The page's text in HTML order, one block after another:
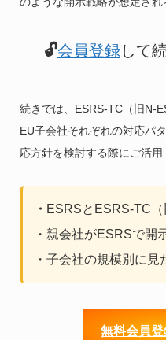
🔓会員登録して
続きでは、ESRS-TC（旧N-
EU子会社それぞれの対応パ
応方針を検討する際にご活用
・ ESRSとESRS-TC
・親会社がESRSで開
・子会社の規模別に
無料会員